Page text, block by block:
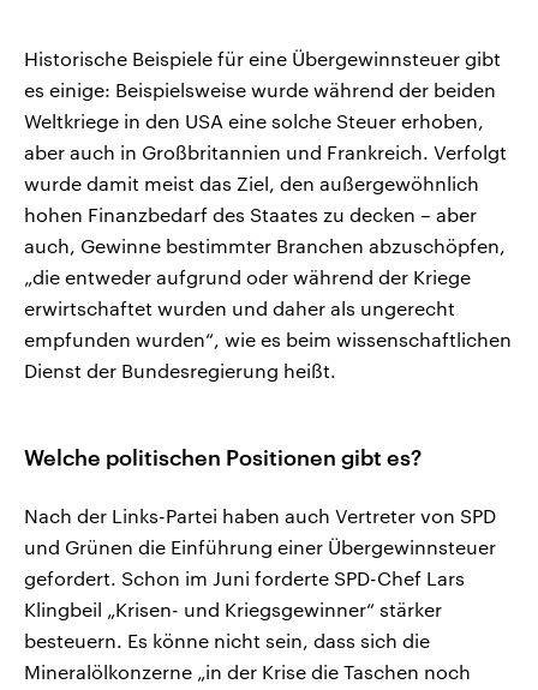
Historische Beispiele für eine Übergewinnsteuer gibt
es einige: Beispielsweise wurde während der beiden
Weltkriege in den USA eine solche Steuer erhoben,
aber auch in Großbritannien und Frankreich. Verfolgt
wurde damit meist das Ziel, den außergewöhnlich
hohen Finanzbedarf des Staates zu decken – aber
auch, Gewinne bestimmter Branchen abzuschöpfen,
„die entweder aufgrund oder während der Kriege
erwirtschaftet wurden und daher als ungerecht
empfunden wurden“, wie es beim wissenschaftlichen
Dienst der Bundesregierung heißt.
Welche politischen Positionen gibt es?
Nach der Links-Partei haben auch Vertreter von SPD
und Grünen die Einführung einer Übergewinnsteuer
gefordert. Schon im Juni forderte SPD-Chef Lars
Klingbeil „Krisen- und Kriegsgewinner“ stärker
besteuern. Es könne nicht sein, dass sich die
Mineralölkonzerne „in der Krise die Taschen noch